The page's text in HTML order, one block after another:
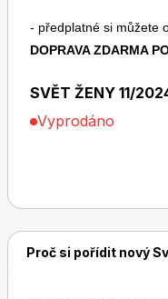
odrážející svět, v
příběhy čtenářek a
- předplatné si můžete
DOPRAVA ZDARMA
SVĚT ŽENY 11/
Vyprodáno
Proč si pořídit nový